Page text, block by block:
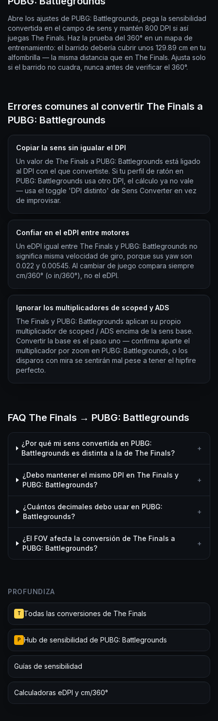
Abre los ajustes de PUBG: Battlegrounds, pega la sensibilidad
convertida en el campo de sens y mantén 800 DPI si así
juegas The Finals. Haz la prueba del 360° en un mapa de
entrenamiento: el barrido debería cubrir unos 129.89 cm en tu
alfombrilla — la misma distancia que en The Finals. Ajusta solo
si el barrido no cuadra, nunca antes de verificar el 360°.
Errores comunes al convertir The Finals a
PUBG: Battlegrounds
Copiar la sens sin igualar el DPI
Un valor de The Finals a PUBG: Battlegrounds está ligado
al DPI con el que convertiste. Si tu perfil de ratón en
PUBG: Battlegrounds usa otro DPI, el cálculo ya no vale
— usa el toggle 'DPI distinto' de Sens Converter en vez
de improvisar.
Confiar en el eDPI entre motores
Un eDPI igual entre The Finals y PUBG: Battlegrounds no
significa misma velocidad de giro, porque sus yaw son
0.022 y 0.00545. Al cambiar de juego compara siempre
cm/360° (o in/360°), no el eDPI.
Ignorar los multiplicadores de scoped y ADS
The Finals y PUBG: Battlegrounds aplican su propio
multiplicador de scoped / ADS encima de la sens base.
Convertir la base es el paso uno — confirma aparte el
multiplicador por zoom en PUBG: Battlegrounds, o los
disparos con mira se sentirán mal pese a tener el hipfire
perfecto.
FAQ The Finals → PUBG: Battlegrounds
¿Por qué mi sens convertida en PUBG:
Battlegrounds es distinta a la de The Finals?
+
¿Debo mantener el mismo DPI en The Finals y
PUBG: Battlegrounds?
+
¿Cuántos decimales debo usar en PUBG:
Battlegrounds?
+
¿El FOV afecta la conversión de The Finals a
PUBG: Battlegrounds?
+
PROFUNDIZA
T Todas las conversiones de The Finals
P Hub de sensibilidad de PUBG: Battlegrounds
Guías de sensibilidad
Calculadoras eDPI y cm/360°